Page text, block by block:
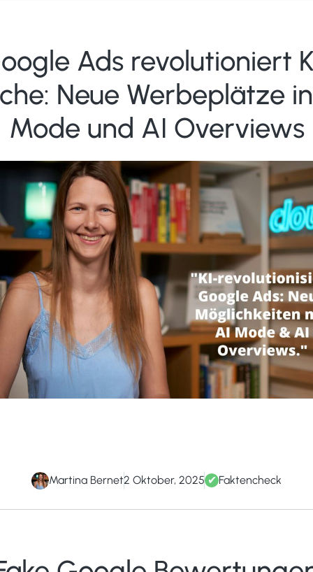
Ads revolutioniert
Neue Werbeplätze
Mode und AI Overviews
Martina Bernet2 Oktober, 2025 ✔ Faktencheck